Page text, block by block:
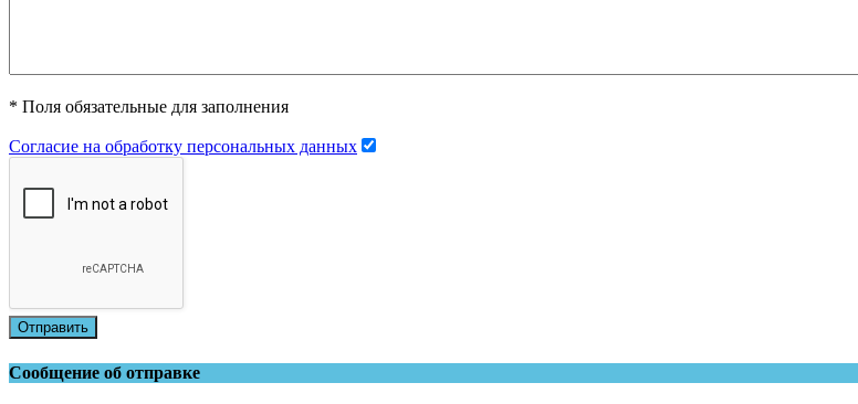
* Поля обязательные для заполнения
Согласие на обработку персональных данных
Отправить
Сообщение об отправке